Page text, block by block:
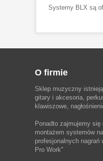
Systemy BLX są
O firmie
Sklep muzyczny
gitary i akcesoria,
klawiszowe,
Ponadto zajmujemy się
montażem systemów
profesjonalnych nagrań
Pro Work"